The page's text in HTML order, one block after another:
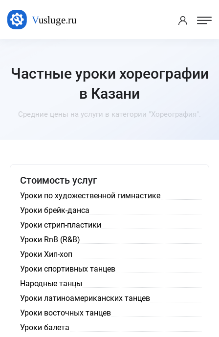
Частные уроки хореографии
в Казани
Средние цены на услуги в категории "Хореография".
Стоимость услуг
Уроки по художественной гимнастике
Уроки брейк-данса
Уроки стрип-пластики
Уроки RnB (R&B)
Уроки Хип-хоп
Уроки спортивных танцев
Народные танцы
Уроки латиноамериканских танцев
Уроки восточных танцев
Уроки балета